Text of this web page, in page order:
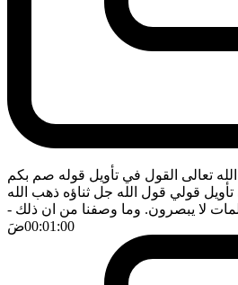
تعالى القول في تأويل قوله صم بكم
قولي قول الله جل ثناؤه ذهب الله
لا يبصرون. وما وصفنا من ان ذلك -
00:01:00ضَ